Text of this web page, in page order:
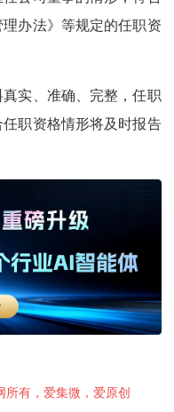
办法》等规定的任职资
实、准确、完整，任职
职资格情形将及时报告
有，爱集微，爱原创